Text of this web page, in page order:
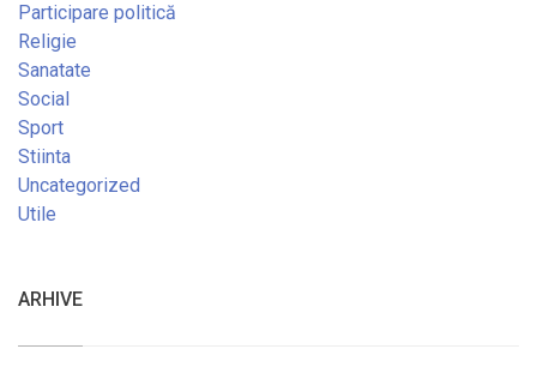
Participare politică
Religie
Sanatate
Social
Sport
Stiinta
Uncategorized
Utile
ARHIVE